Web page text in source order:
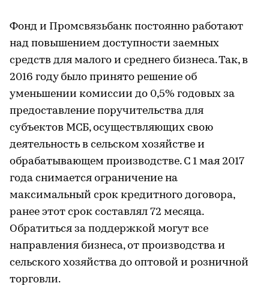
Фонд и Промсвязьбанк постоянно работают
над повышением доступности заемных
средств для малого и среднего бизнеса. Так, в
2016 году было принято решение об
уменьшении комиссии до 0,5% годовых за
предоставление поручительства для
субъектов МСБ, осуществляющих свою
деятельность в сельском хозяйстве и
обрабатывающем производстве. С 1 мая 2017
года снимается ограничение на
максимальный срок кредитного договора,
ранее этот срок составлял 72 месяца.
Обратиться за поддержкой могут все
направления бизнеса, от производства и
сельского хозяйства до оптовой и розничной
торговли.